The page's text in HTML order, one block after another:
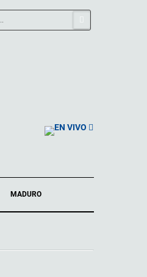
EN VIVO
MADURO